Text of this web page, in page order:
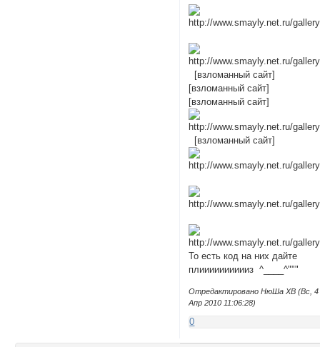
[взломанный сайт]
[взломанный сайт]
[взломанный сайт]
[взломанный сайт]
То есть код на них дайте
плииииииииииз ^____^"""
Отредактировано НюШа XВ (Вс, 4
Апр 2010 11:06:28)
0